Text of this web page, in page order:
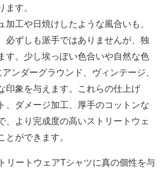
ます。
加工や日焼けしたような風合いも、
必ずしも派手ではありませんが、独
す。少し埃っぽい色合いや自然な色
ンダーグラウンド、ヴィンテージ、
印象を与えます。これらの仕上げ
、ダメージ加工、厚手のコットンな
、より完成度の高いストリートウェ
とができます。